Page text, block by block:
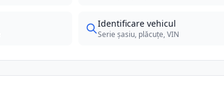
Identificare vehicul
Serie șasiu, plăcuțe, VIN